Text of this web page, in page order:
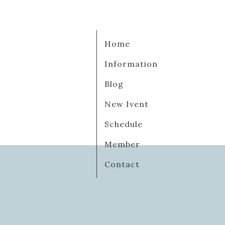
Home
Information
Blog
New Ivent
Schedule
Member
Contact